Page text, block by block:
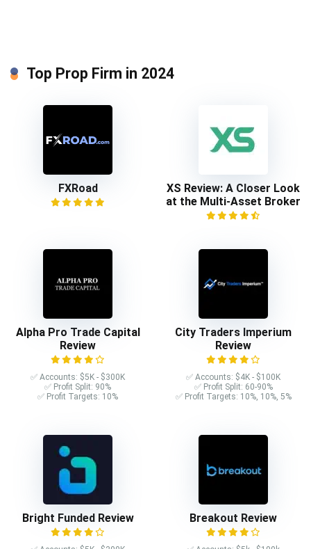
Top Prop Firm in 2024
FXRoad
XS Review: A Closer Look
at the Multi-Asset Broker
Alpha Pro Trade Capital
Review
✅ Accounts: $5K - $300K
✅ Profit Split: 90%
✅ Profit Targets: 10%
City Traders Imperium
Review
✅ Accounts: $4K - $100K
✅ Profit Split: 60-90%
✅ Profit Targets: 10%, 10%, 5%
Bright Funded Review Breakout Review